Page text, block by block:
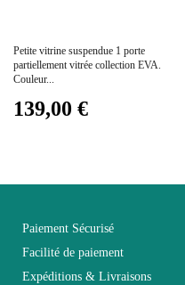
Empilable
Entretien
Fixe
Garantie
Petite vitrine suspendue 1 porte
partiellement vitrée collection EVA.
Couleur...
139,00 €
Paiement Sécurisé
Facilité de paiement
Expéditions & Livraisons